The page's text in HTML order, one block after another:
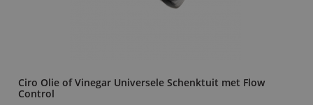
Ciro Olie of Vinegar Universele Schenktuit met Flow
Control